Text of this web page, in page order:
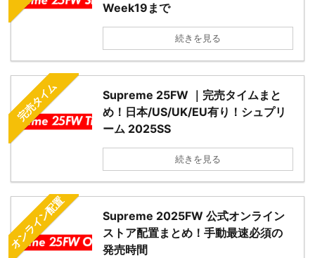
Week19まで
続きを見る
完売タイム
Supreme 25FW ｜完売タイムまと
め！日本/US/UK/EU有り！シュプリ
ーム 2025SS
続きを見る
オンライン配置
Supreme 2025FW 公式オンライン
ストア配置まとめ！手動最速必須の
発売時間